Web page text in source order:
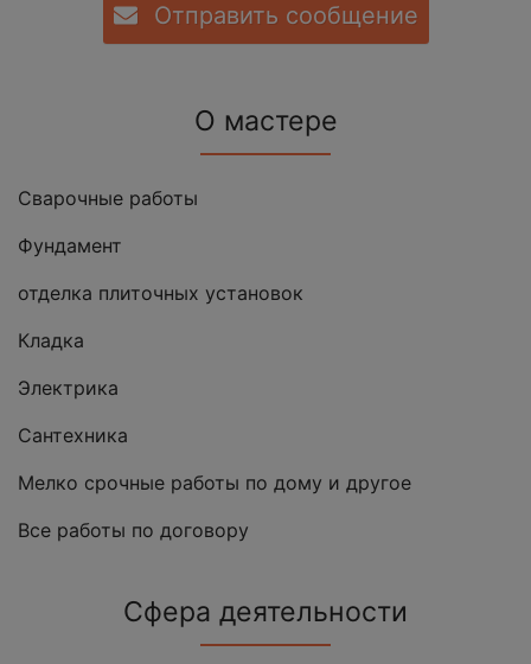
Отправить сообщение
О мастере
Сварочные работы
Фундамент
отделка плиточных установок
Кладка
Электрика
Сантехника
Мелко срочные работы по дому и другое
Все работы по договору
Сфера деятельности